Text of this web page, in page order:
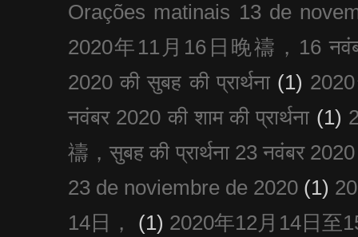
Orações matinais 13 de
2020年11月16日晚禱，16
2020 की सुबह की प्रार्थना (1)
नवंबर 2020 की शाम की प्रार्थना (1)
禱，सुबह की प्रार्थना 23 नवंबर 2020
23 de noviembre de 2020 (1)
14日，
(1) 2020年12月14日至